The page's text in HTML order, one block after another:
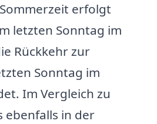
erfolgt
letzten Sonntag im
Rückkehr zur
Sonntag im
Im Vergleich zu
ebenfalls in der